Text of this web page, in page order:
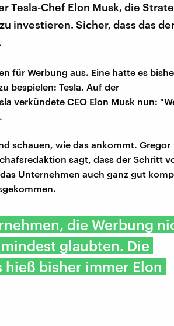
Tesla-Chef Elon Musk, die
investieren. Sicher, dass das
für Werbung aus. Eine hatte es
bespielen: Tesla. Auf der
verkündete CEO Elon Musk nun:
schauen, wie das ankommt. Gregor
sagt, dass der Schritt
Unternehmen auch ganz gut
die Werbung
glaubten. Die
hieß bisher immer Elon